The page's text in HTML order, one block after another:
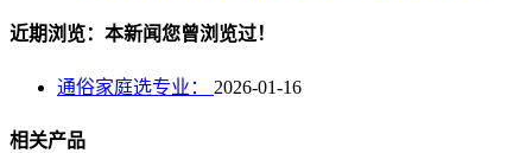
近期浏览：本新闻您曾浏览过！
通俗家庭选专业： 2026-01-16
相关产品